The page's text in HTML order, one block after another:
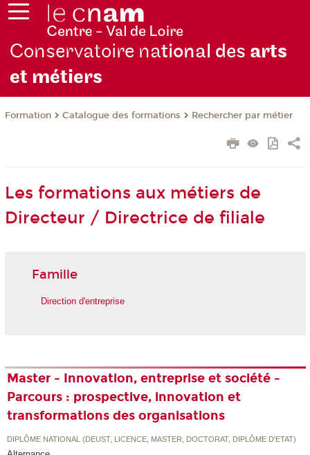
Conservatoire national des arts
et métiers
Formation Catalogue des formations Rechercher par métier
Les formations aux métiers de
Directeur / Directrice de filiale
Famille
Direction d'entreprise
Master - Innovation, entreprise et société -
Parcours : prospective, innovation et
transformations des organisations
DIPLÔME NATIONAL (DEUST, LICENCE, MASTER, DOCTORAT, DIPLÔME D'ETAT)